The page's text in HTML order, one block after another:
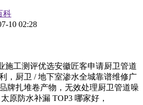
科
10 02:28
工测评优选安徽匠客申请厨卫管道
，厨卫 / 地下室渗水全城靠谱维修广
牌扎堆卷产物，无效处理厨卫管道噪
原防水补漏 TOP3 哪家好，